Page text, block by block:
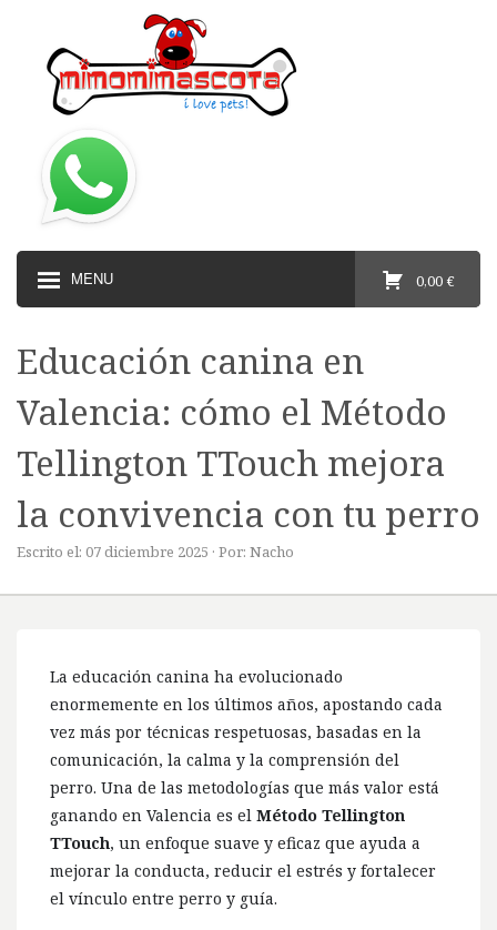
MENU 0,00 €
Educación canina en
Valencia: cómo el Método
Tellington TTouch mejora
la convivencia con tu perro
Escrito el: 07 diciembre 2025 · Por: Nacho
La educación canina ha evolucionado
enormemente en los últimos años, apostando cada
vez más por técnicas respetuosas, basadas en la
comunicación, la calma y la comprensión del
perro. Una de las metodologías que más valor está
ganando en Valencia es el Método Tellington
TTouch, un enfoque suave y eficaz que ayuda a
mejorar la conducta, reducir el estrés y fortalecer
el vínculo entre perro y guía.